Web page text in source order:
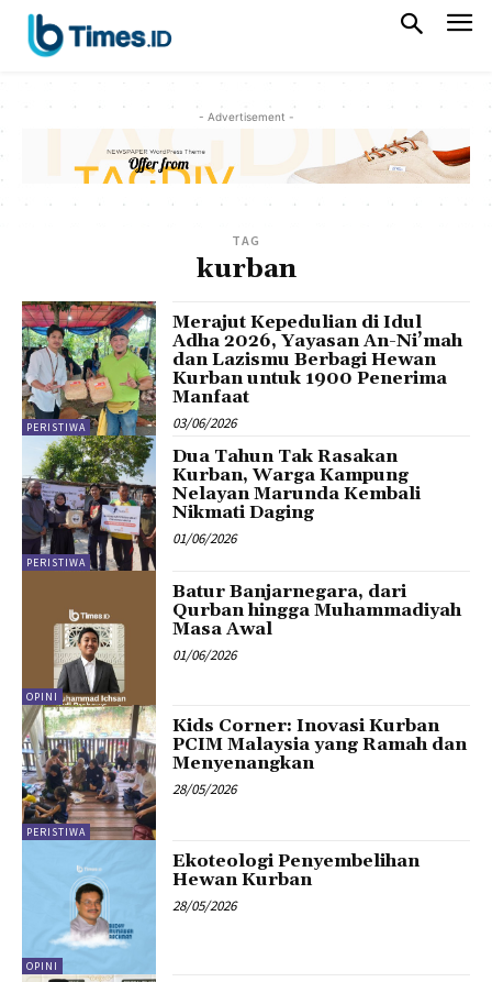
- Advertisement -
TAG
kurban
PERISTIWA
Merajut Kepedulian di Idul
Adha 2026, Yayasan An-Ni’mah
dan Lazismu Berbagi Hewan
Kurban untuk 1900 Penerima
Manfaat
03/06/2026
PERISTIWA
Dua Tahun Tak Rasakan
Kurban, Warga Kampung
Nelayan Marunda Kembali
Nikmati Daging
01/06/2026
OPINI
Batur Banjarnegara, dari
Qurban hingga Muhammadiyah
Masa Awal
01/06/2026
PERISTIWA
Kids Corner: Inovasi Kurban
PCIM Malaysia yang Ramah dan
Menyenangkan
28/05/2026
OPINI
Ekoteologi Penyembelihan
Hewan Kurban
28/05/2026